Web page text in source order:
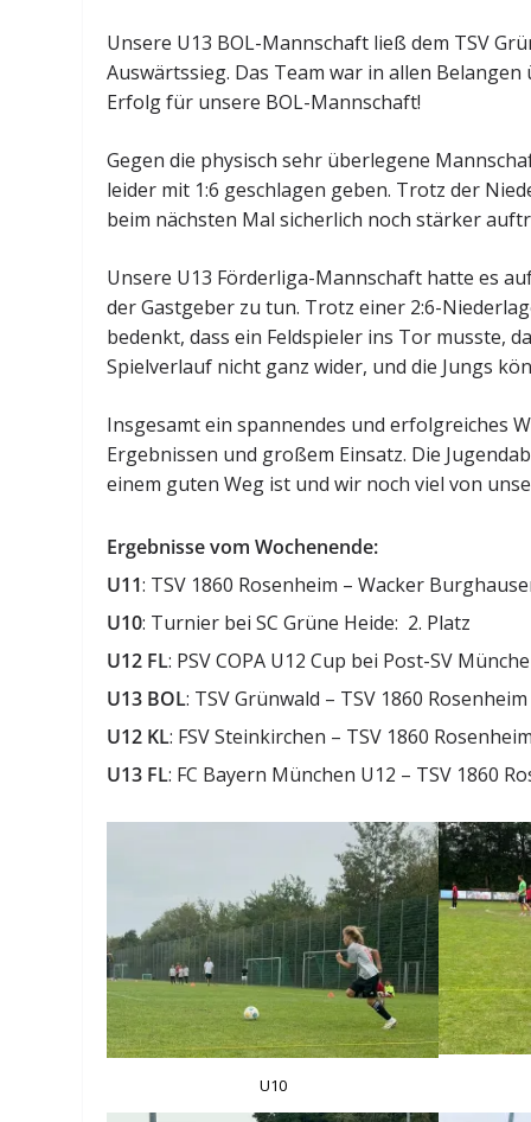
Unsere U13 BOL-Mannschaft ließ dem TSV
Auswärtssieg. Das Team war in allen
Erfolg für unsere BOL-Mannschaft!
Gegen die physisch sehr überlegene
leider mit 1:6 geschlagen geben. Trotz der
beim nächsten Mal sicherlich noch stärker
Unsere U13 Förderliga-Mannschaft hatte es
der Gastgeber zu tun. Trotz einer 2:6-
bedenkt, dass ein Feldspieler ins Tor musste,
Spielverlauf nicht ganz wider, und die Jungs
Insgesamt ein spannendes und erfolgreiches
Ergebnissen und großem Einsatz. Die
einem guten Weg ist und wir noch viel von
Ergebnisse vom Wochenende:
U11: TSV 1860 Rosenheim – Wacker
U10: Turnier bei SC Grüne Heide: 2. Platz
U12 FL: PSV COPA U12 Cup bei Post-SV
U13 BOL: TSV Grünwald – TSV 1860
U12 KL: FSV Steinkirchen – TSV 1860
U13 FL: FC Bayern München U12 – TSV 1860
U10